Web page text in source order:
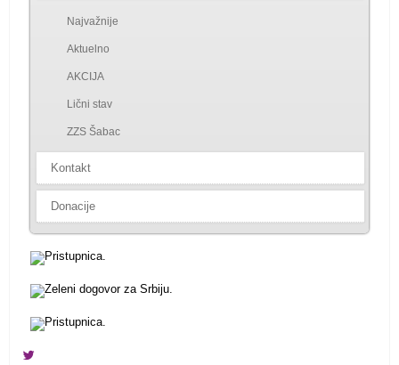
Najvažnije
Aktuelno
AKCIJA
Lični stav
ZZS Šabac
Kontakt
Donacije